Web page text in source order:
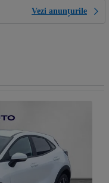
Vezi anunțurile